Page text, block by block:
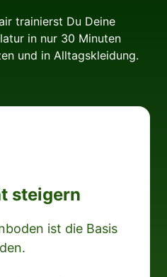
trainierst Du Deine
in nur 30 Minuten
und in Alltagskleidung.
steigern
ist die Basis